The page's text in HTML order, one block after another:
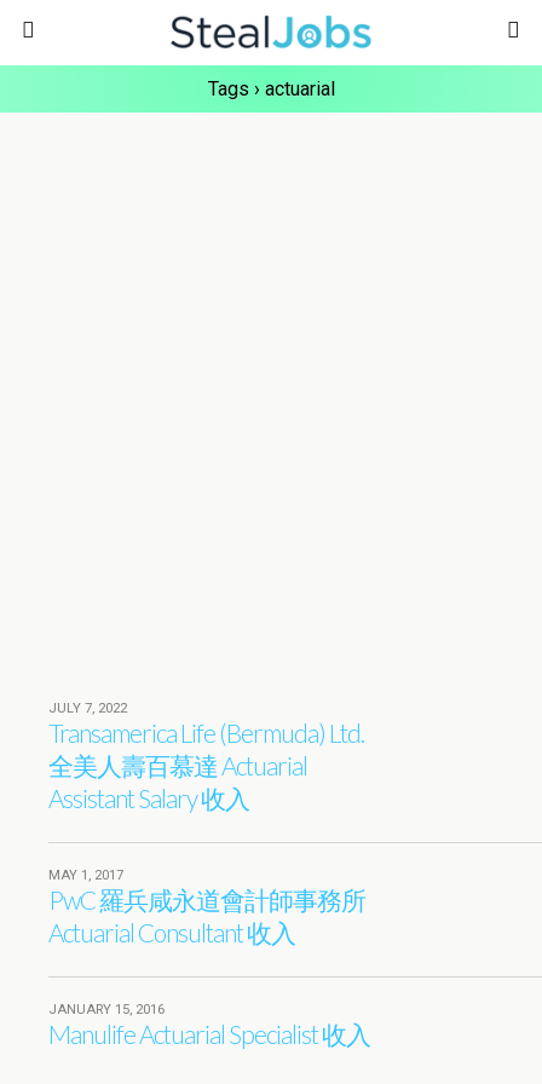
Tags › actuarial
JULY 7, 2022
Transamerica Life (Bermuda) Ltd.
全美人壽百慕達 Actuarial
Assistant Salary 收入
MAY 1, 2017
PwC 羅兵咸永道會計師事務所
Actuarial Consultant 收入
JANUARY 15, 2016
Manulife Actuarial Specialist 收入